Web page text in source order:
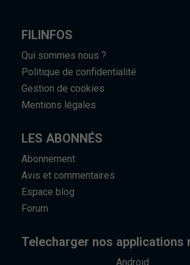
FILINFOS
Qui sommes nous ?
Politique de confidentialité
Gestion de cookies
Mentions légales
LES ABONNÉS
Abonnement
Avis et commentaires
Espace blog
Forum
Telecharger nos applications
Android